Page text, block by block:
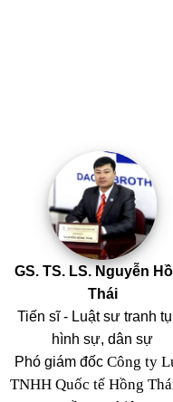
GS. TS. LS. Nguyễn
Thái
Tiến sĩ - Luật sư tranh
hình sự, dân sự
Phó giám đốc Công ty
TNHH Quốc tế Hồng